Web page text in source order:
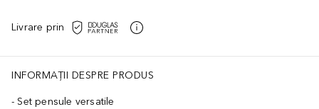
Livrare prin
INFORMAȚII DESPRE PRODUS
Set pensule versatile